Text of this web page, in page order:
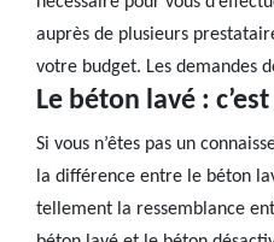
auprès de plusieurs
votre budget. Les demandes
Le béton lavé :
Si vous n’êtes pas un
la différence entre le béton
tellement la ressemblance